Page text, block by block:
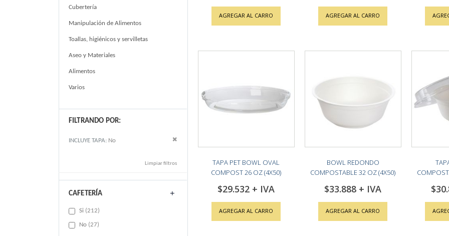
AGREGAR AL CARRO AGREGAR AL CARRO
TAPA PET BOWL OVAL
COMPOST 26 OZ (4X50)
$29.532
AGREGAR AL CARRO
BOWL REDONDO
COMPOSTABLE 32 OZ (4X50)
$33.888
AGREGAR AL CARRO
Cubertería
Manipulación de Alimentos
Toallas, higiénicos y servilletas
Aseo y Materiales
Alimentos
Varios
FILTRANDO POR:
INCLUYE TAPA No Remove This Item
Limpiar filtros
CAFETERÍA
Si 212items
No 27items